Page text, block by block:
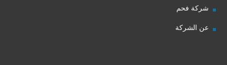
شركة فحم
عن الشركة